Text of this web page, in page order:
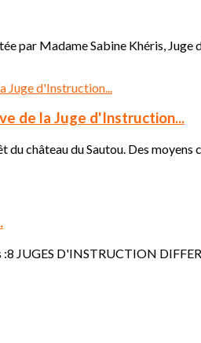
par Madame Sabine Khéris, Juge
de la Juge d'Instruction...
du château du Sautou. Des moyens
JUGES D'INSTRUCTION